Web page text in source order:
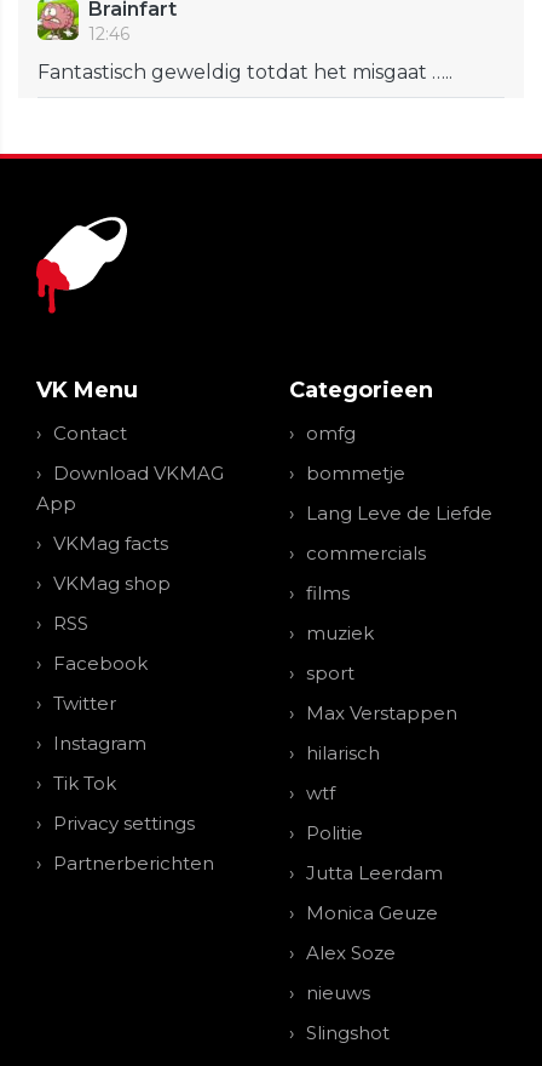
Brainfart
12:46
Fantastisch geweldig totdat het misgaat …..
VK Menu
Contact
Download VKMAG
App
VKMag facts
VKMag shop
RSS
Facebook
Twitter
Instagram
Tik Tok
Privacy settings
Partnerberichten
Categorieen
omfg
bommetje
Lang Leve de Liefde
commercials
films
muziek
sport
Max Verstappen
hilarisch
wtf
Politie
Jutta Leerdam
Monica Geuze
Alex Soze
nieuws
Slingshot